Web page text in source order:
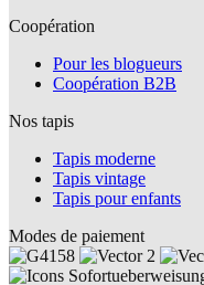
Coopération
Pour les blogueurs
Coopération B2B
Nos tapis
Tapis moderne
Tapis vintage
Tapis pour enfants
Modes de paiement